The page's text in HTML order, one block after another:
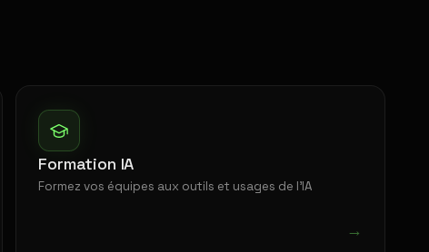
Formation IA
Formez vos équipes aux outils et usages de l'IA
→